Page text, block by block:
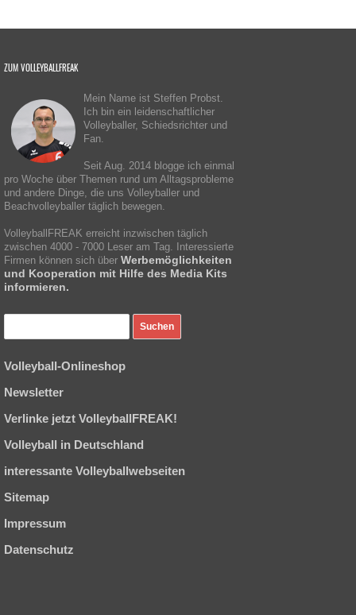
ZUM VOLLEYBALLFREAK
Mein Name ist Steffen Probst.
Ich bin ein leidenschaftlicher
Volleyballer, Schiedsrichter und
Fan.
Seit Aug. 2014 blogge ich einmal
pro Woche über Themen rund um Alltagsprobleme
und andere Dinge, die uns Volleyballer und
Beachvolleyballer täglich bewegen.
VolleyballFREAK erreicht inzwischen täglich
zwischen 4000 - 7000 Leser am Tag. Interessierte
Firmen können sich über Werbemöglichkeiten
und Kooperation mit Hilfe des Media Kits
informieren.
Volleyball-Onlineshop
Newsletter
Verlinke jetzt VolleyballFREAK!
Volleyball in Deutschland
interessante Volleyballwebseiten
Sitemap
Impressum
Datenschutz